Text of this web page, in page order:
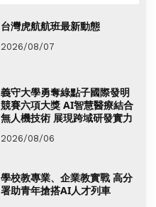
台灣虎航航班最新動態
2026/08/07
義守大學勇奪綠點子國際發明
競賽六項大獎 AI智慧醫療結合
無人機技術 展現跨域研發實力
2026/08/06
學校教專業、企業教實戰 高分
署助青年搶搭AI人才列車